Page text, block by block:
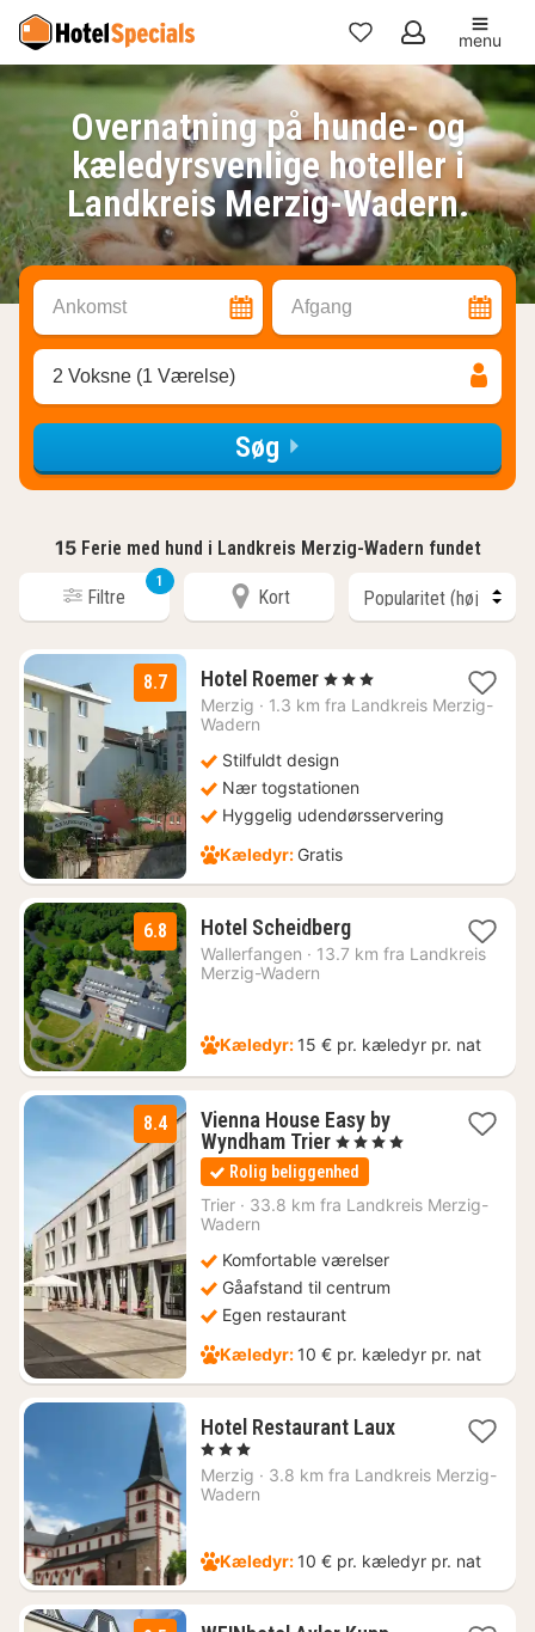
Mine
favoritter
menu
Overnatning på hunde- og
kæledyrsvenlige hoteller i
Landkreis Merzig-Wadern.
Ankomst Afgang
2 Voksne (1 Værelse)
Søg
15 Ferie med hund i Landkreis Merzig-Wadern fundet
Filtre
1
Kort
8.7 Hotel Roemer2
nætter
kr.
, 3 Stjerner
Merzig · 1.3 km fra Landkreis Merzig-
Wadern
Stilfuldt design
Nær togstationen
Hyggelig udendørsservering
Kæledyr: Gratis
6.8 Hotel Scheidberg1
nat
Wallerfangen · 13.7 km fra Landkreis
Merzig-Wadern
Kæledyr: 15 € pr. kæledyr pr. nat
8.4
Vienna House Easy by
Wyndham Trier1
nat
fra
809
, 4 Stjerner
Rolig beliggenhed
Trier · 33.8 km fra Landkreis Merzig-
Wadern
Komfortable værelser
Gåafstand til centrum
Egen restaurant
Kæledyr: 10 € pr. kæledyr pr. nat
Hotel Restaurant Laux1
fra
, 3 Stjerner
Merzig · 3.8 km fra Landkreis Merzig-
Wadern
Kæledyr: 10 € pr. kæledyr pr. nat